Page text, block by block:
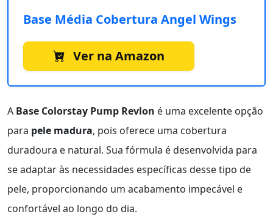
Base Média Cobertura Angel Wings
Ver na Amazon
A Base Colorstay Pump Revlon é uma excelente opção
para pele madura, pois oferece uma cobertura
duradoura e natural. Sua fórmula é desenvolvida para
se adaptar às necessidades específicas desse tipo de
pele, proporcionando um acabamento impecável e
confortável ao longo do dia.